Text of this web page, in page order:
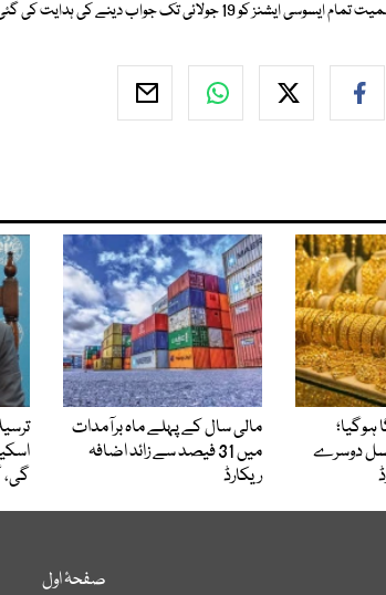
تک جواب دینے کی ہدایت کی گئی ہے۔
ہوگیا؛
دوسرے
مالی سال کے پہلے ماہ برآمدات
میں 31 فیصد سے زائد اضافہ
ریکارڈ
گی،
صفحۂ اول